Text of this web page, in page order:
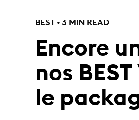
BEST • 3 MIN READ
Encore
nos
le